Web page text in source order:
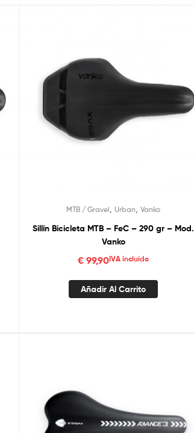
MTB / Gravel ,Urban ,Vanko
Sillín Bicicleta MTB – FeC – 290 gr – Mod.
Vanko
€ 99,90IVA incluído
Añadir Al Carrito